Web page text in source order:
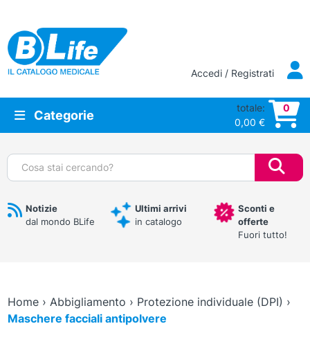
Vai al contenuto principale
Accedi / Registrati
Categorie
totale:
0,00 €
0
Cerca:
Notizie
dal mondo BLife
Ultimi arrivi
in catalogo
Sconti e
offerte
Fuori tutto!
Home› Abbigliamento › Protezione individuale (DPI) ›
Maschere facciali antipolvere